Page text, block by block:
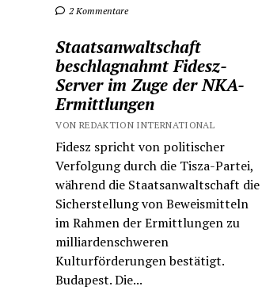
2 Kommentare
Staatsanwaltschaft
beschlagnahmt Fidesz-
Server im Zuge der NKA-
Ermittlungen
VON REDAKTION INTERNATIONAL
Fidesz spricht von politischer
Verfolgung durch die Tisza-Partei,
während die Staatsanwaltschaft die
Sicherstellung von Beweismitteln
im Rahmen der Ermittlungen zu
milliardenschweren
Kulturförderungen bestätigt.
Budapest. Die...